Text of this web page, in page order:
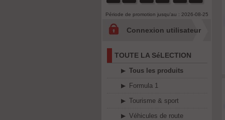
Période de promotion jusqu'au : 2026-08-25
Connexion utilisateur
TOUTE LA SéLECTION
Tous les produits
Formula 1
Tourisme & sport
Véhicules de route